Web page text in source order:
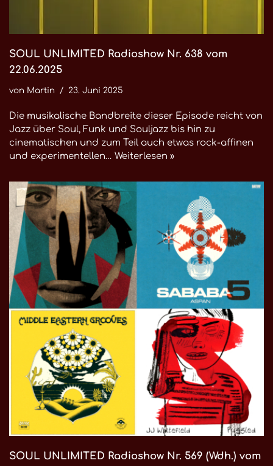
SOUL UNLIMITED Radioshow Nr. 638 vom
22.06.2025
von Martin 23. Juni 2025
Die musikalische Bandbreite dieser Episode reicht von
Jazz über Soul, Funk und Souljazz bis hin zu
cinematischen und zum Teil auch etwas rock-affinen
und experimentellen… Weiterlesen »
SOUL UNLIMITED Radioshow Nr. 569 (Wdh.) vom